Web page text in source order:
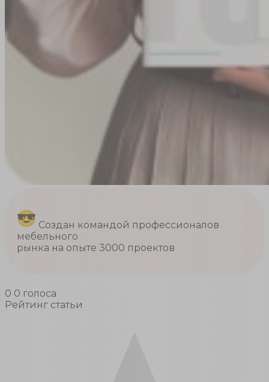
Создан командой профессионалов
мебельного
рынка на опыте 3000 проектов
0 0 голоса
Рейтинг статьи